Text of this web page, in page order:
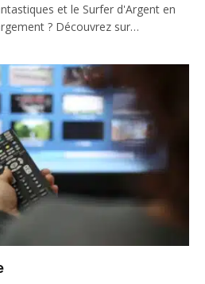
et le Surfer d'Argent en
? Découvrez sur…